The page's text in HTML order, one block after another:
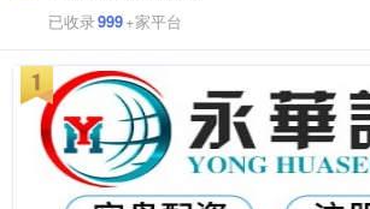
已收录999+家平台